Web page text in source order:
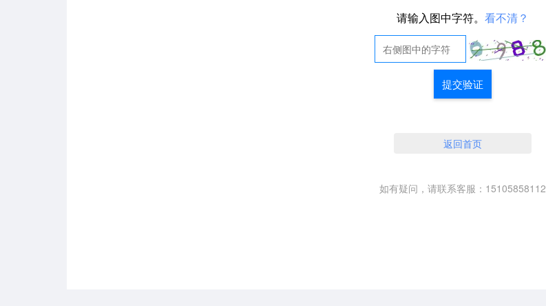
请输入图中字符。 看不清？
提交验证
返回首页
如有疑问，请联系客服：15105858112